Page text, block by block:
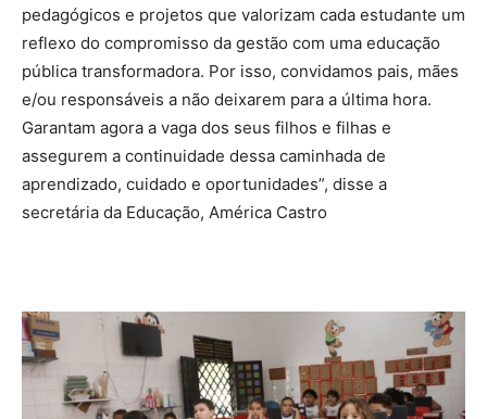
pedagógicos e projetos que valorizam cada estudante um
reflexo do compromisso da gestão com uma educação
pública transformadora. Por isso, convidamos pais, mães
e/ou responsáveis a não deixarem para a última hora.
Garantam agora a vaga dos seus filhos e filhas e
assegurem a continuidade dessa caminhada de
aprendizado, cuidado e oportunidades”, disse a
secretária da Educação, América Castro